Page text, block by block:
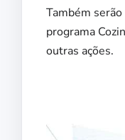
Também
programa
outras ações.